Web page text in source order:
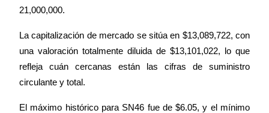
21,000,000.
La capitalización de mercado se sitúa en $13,089,722, con
una valoración totalmente diluida de $13,101,022, lo que
refleja cuán cercanas están las cifras de suministro
circulante y total.
El máximo histórico para SN46 fue de $6.05, y el mínimo